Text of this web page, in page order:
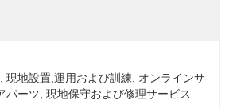
現地設置,運用および訓練, オンラインサ
パーツ, 現地保守および修理サービス